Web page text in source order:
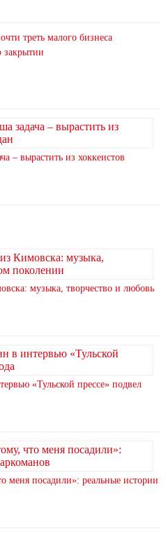
треть малого бизнеса
закрытии
– вырастить из хоккеистов
музыка, творчество и любовь
«Тульской прессе» подвел
меня посадили»: реальные истории